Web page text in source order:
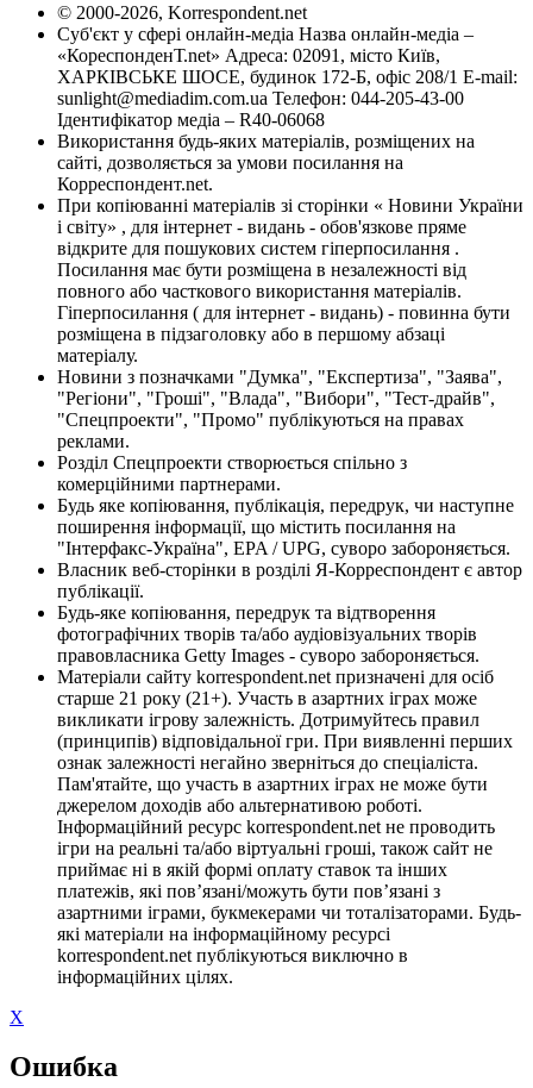
© 2000-2026, Korrespondent.net
Суб'єкт у сфері онлайн-медіа Назва онлайн-медіа –
«КореспонденТ.net» Адреса: 02091, місто Київ,
ХАРКІВСЬКЕ ШОСЕ, будинок 172-Б, офіс 208/1 E-mail:
sunlight@mediadim.com.ua Телефон: 044-205-43-00
Ідентифікатор медіа – R40-06068
Використання будь-яких матеріалів, розміщених на
сайті, дозволяється за умови посилання на
Корреспондент.net.
При копіюванні матеріалів зі сторінки « Новини України
і світу» , для інтернет - видань - обов'язкове пряме
відкрите для пошукових систем гіперпосилання .
Посилання має бути розміщена в незалежності від
повного або часткового використання матеріалів.
Гіперпосилання ( для інтернет - видань) - повинна бути
розміщена в підзаголовку або в першому абзаці
матеріалу.
Новини з позначками "Думка", "Експертиза", "Заява",
"Регіони", "Гроші", "Влада", "Вибори", "Тест-драйв",
"Спецпроекти", "Промо" публікуються на правах
реклами.
Розділ Спецпроекти створюється спільно з
комерційними партнерами.
Будь яке копіювання, публікація, передрук, чи наступне
поширення інформації, що містить посилання на
"Інтерфакс-Україна", EPA / UPG, суворо забороняється.
Власник веб-сторінки в розділі Я-Корреспондент є автор
публікації.
Будь-яке копіювання, передрук та відтворення
фотографічних творів та/або аудіовізуальних творів
правовласника Getty Images - суворо забороняється.
Матеріали сайту korrespondent.net призначені для осіб
старше 21 року (21+). Участь в азартних іграх може
викликати ігрову залежність. Дотримуйтесь правил
(принципів) відповідальної гри. При виявленні перших
ознак залежності негайно зверніться до спеціаліста.
Пам'ятайте, що участь в азартних іграх не може бути
джерелом доходів або альтернативою роботі.
Інформаційний ресурс korrespondent.net не проводить
ігри на реальні та/або віртуальні гроші, також сайт не
приймає ні в якій формі оплату ставок та інших
платежів, які пов’язані/можуть бути пов’язані з
азартними іграми, букмекерами чи тоталізаторами. Будь-
які матеріали на інформаційному ресурсі
korrespondent.net публікуються виключно в
інформаційних цілях.
X
Ошибка